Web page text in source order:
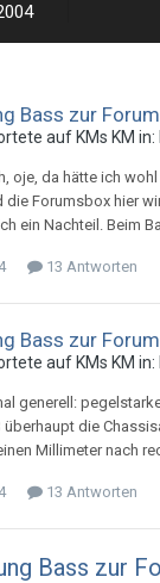
Bass zur
auf KMs KM in:
oje, da hätte ich
die Forumsbox hier
ein Nachteil. Beim
13 Antworten
Bass zur
auf KMs KM in:
generell:
überhaupt die
Millimeter nach
13 Antworten
Bass zur